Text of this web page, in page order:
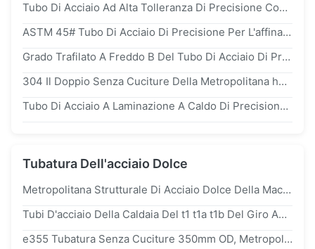
Tubo Di Acciaio Ad Alta Tolleranza Di Precisione Con Diametro Interno Personalizzabile
ASTM 45# Tubo Di Acciaio Di Precisione Per L'affinamento Luminoso Standard Con Tolleranza Del -10%
Grado Trafilato A Freddo B Del Tubo Di Acciaio Di Precisione Di ASTM a106 Per La Biella 50.8mm
304 Il Doppio Senza Cuciture Della Metropolitana h8 Tolelrance Di Acciaio Inossidabile Di Alta Precisione tp316 Ha Lucidato
Tubo Di Acciaio A Laminazione A Caldo Di Precisione Di Spessore din2391 e355 10# 20# 35# Di ASTM 2mm Per La Bombola
Tubatura Dell'acciaio Dolce
Metropolitana Strutturale Di Acciaio Dolce Della Macchina Della Petrolio-Immersione Di JIS g3445, Tubo Del Acciaio Al Carbonio Di stkm11a stkm12a
Tubi D'acciaio Della Caldaia Del t1 t1a t1b Del Giro ASTM a209 Per Il Prodotto Chimico, PED API Certificated Di Iso
e355 Tubatura Senza Cuciture 350mm OD, Metropolitana D'acciaio Temprata Di Acciaio Dolce Del Quadrato Dell'en 10297